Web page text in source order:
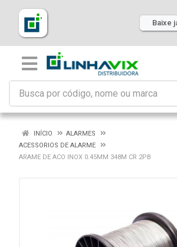
Baixe
INÍCIO
ALARMES
ACESSORIOS DE ALARME
ARAME DE ACO INOX 0.45MM 348M CR 2PB